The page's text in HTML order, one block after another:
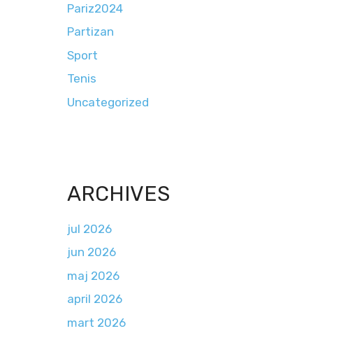
Pariz2024
Partizan
Sport
Tenis
Uncategorized
ARCHIVES
jul 2026
jun 2026
maj 2026
april 2026
mart 2026